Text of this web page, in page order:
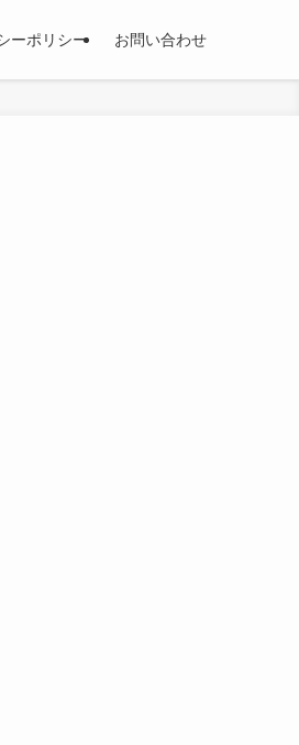
ーポリシー お問い合わせ